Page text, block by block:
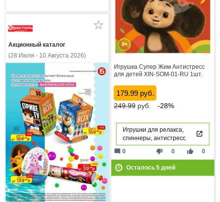
Игрушка Супер Жим Антистресс
для детей XIN-SOM-01-RU 1шт.
179.99 руб.
249.99руб. -28%
Игрушки для релакса,
спиннеры, антистресс
thumb_down 0 thumb_up 0
mode_comment 0
Осталось 5дней
Акционный каталог
(28 Июля - 10 Августа 2026)